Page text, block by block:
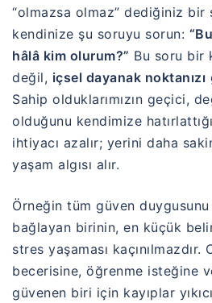
“olmazsa olmaz” dediğiniz bir
kendinize şu soruyu sorun:
hâlâ kim olurum?” Bu soru bir
değil, içsel dayanak noktanızı
Sahip olduklarımızın geçici,
olduğunu kendimize
ihtiyacı azalır; yerini daha
yaşam algısı alır.
Örneğin tüm güven
bağlayan birinin, en küçük
stres yaşaması kaçınılmazdır.
becerisine, öğrenme isteğine
güvenen biri için kayıplar